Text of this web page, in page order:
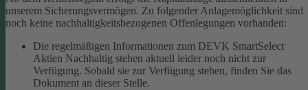
unserem Sicherungsvermögen. Zu folgender Anlagemöglichkeit sind
noch keine nachhaltigkeitsbezogenen Offenlegungen vorhanden:
Die regelmäßigen Informationen zum DEVK SmartSelect
Aktien Nachhaltig stehen aktuell leider noch nicht zur
Verfügung. Sobald sie zur Verfügung stehen, finden Sie das
Dokument an dieser Stelle.